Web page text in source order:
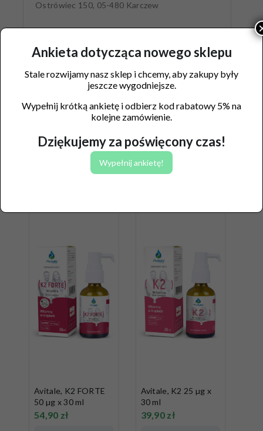
Ostrówiec 150, 05-480 Karczew
Avitale, K2 FORTE
50 µg x 30 ml
54,90 zł
Avitale, K2 25 µg x
30 ml
39,90 zł
Ankieta dotycząca nowego sklepu
Stale rozwijamy nasz sklep i chcemy, aby zakupy były
jeszcze wygodniejsze.
Wypełnij krótką ankietę i odbierz kod rabatowy 5% na
kolejne zamówienie.
Dziękujemy za poświęcony czas!
Wypełnij ankietę!